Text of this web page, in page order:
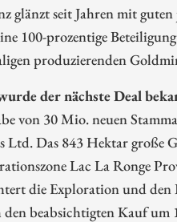
glänzt seit Jahren mit
100-prozentige
produzierenden
der nächste Deal
von 30 Mio. neuen
Ltd. Das 843 Hektar große
Lac La Ronge
die Exploration und den
beabsichtigten Kauf um